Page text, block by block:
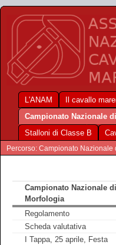
L'ANAM Il cavallo
Campionato Nazionale
Stalloni di Classe B
Percorso: Campionato Nazionale
Campionato Nazionale di
Morfologia
Regolamento
Scheda valutativa
I Tappa, 25 aprile, Festa